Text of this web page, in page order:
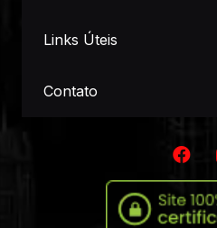
Links Úteis
Contato